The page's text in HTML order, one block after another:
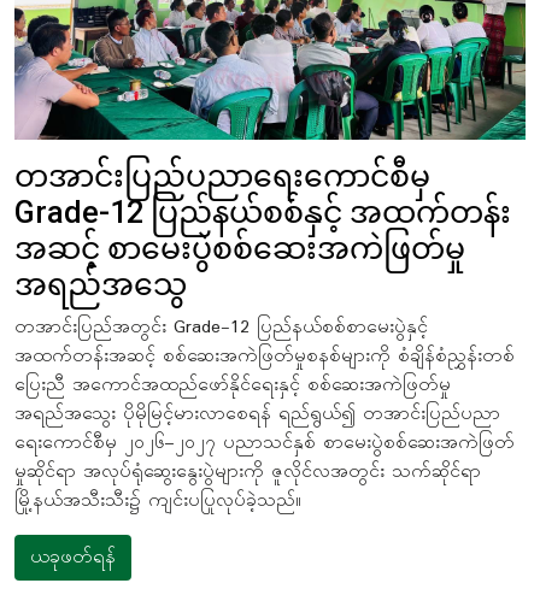
တအာင်းပြည်ပညာရေးကောင်စီမှ
Grade-12 ပြည်နယ်စစ်နှင့် အထက်တန်း
အဆင့် စာမေးပွဲစစ်ဆေးအကဲဖြတ်မှု
အရည်အသွေ
တအာင်းပြည်အတွင်း Grade-12 ပြည်နယ်စစ်စာမေးပွဲနှင့်
အထက်တန်းအဆင့် စစ်ဆေးအကဲဖြတ်မှုစနစ်များကို စံချိန်စံညွှန်းတစ်
ပြေးညီ အကောင်အထည်ဖော်နိုင်ရေးနှင့် စစ်ဆေးအကဲဖြတ်မှု
အရည်အသွေး ပိုမိုမြင့်မားလာစေရန် ရည်ရွယ်၍ တအာင်းပြည်ပညာ
ရေးကောင်စီမှ ၂၀၂၆–၂၀၂၇ ပညာသင်နှစ် စာမေးပွဲစစ်ဆေးအကဲဖြတ်
မှုဆိုင်ရာ အလုပ်ရုံဆွေးနွေးပွဲများကို ဇူလိုင်လအတွင်း သက်ဆိုင်ရာ
မြို့နယ်အသီးသီး၌ ကျင်းပပြုလုပ်ခဲ့သည်။
ယခုဖတ်ရန်